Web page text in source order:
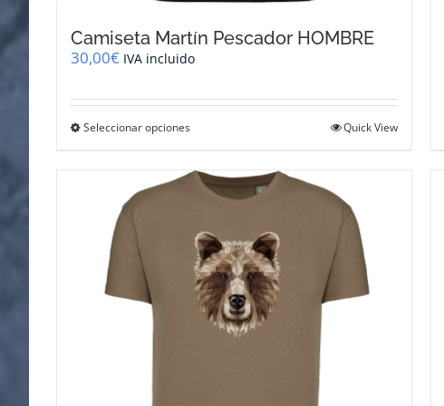
Camiseta Martín Pescador HOMBRE
30,00€ IVA incluido
Seleccionar opciones
múltiples
variantes.
opciones
se
pueden
elegir
en
Quick View